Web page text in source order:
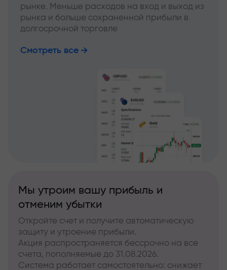
рынке. Меньше расходов на вход и выход из
рынка и больше сохраненной прибыли в
долгосрочной торговле
Смотреть все
Мы утроим вашу прибыль и
отменим убытки
Откройте счет и получите автоматическую
защиту и утроение прибыли.
Акция распространяется бессрочно на все
счета, пополняемые до 31.08.2026.
Система работает самостоятельно: снижает